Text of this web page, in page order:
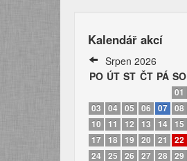
Kalendář akcí
Srpen 2026
PO ÚT ST ČT PÁ SO
01
03
04 05 06 07 08
10
11 12 13 14 15
17 18 19 20 21 22
24
25 26 27 28 29